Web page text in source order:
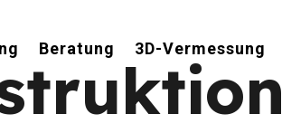
Beratung 3D-Vermessung